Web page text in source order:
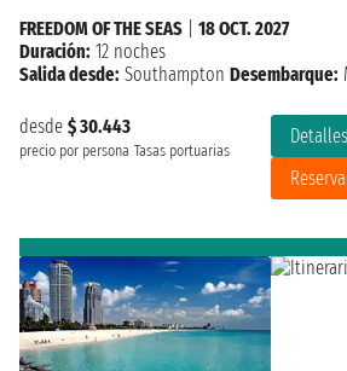
desde $ 30.443
precio por persona Tasas portuarias
Detalles
FREEDOM OF THE SEAS
18 OCT. 2027
Duración: 12 noches
Salida desde: Southampton Desembarque: